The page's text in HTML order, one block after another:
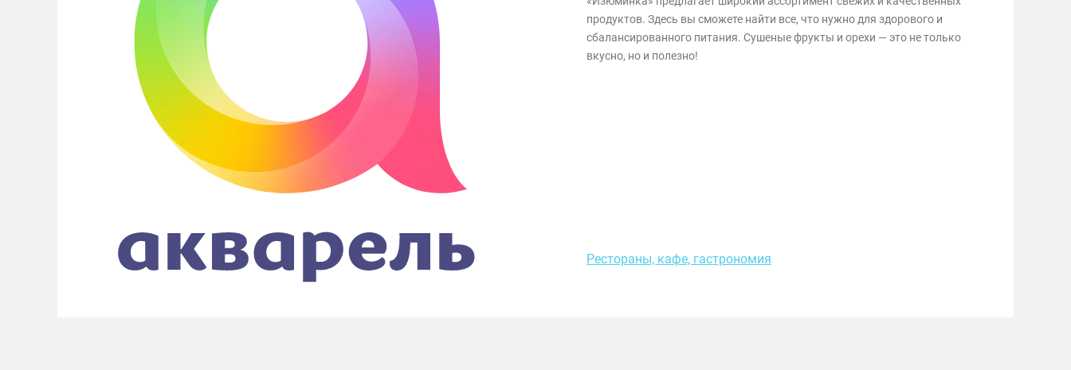
продуктов. Здесь вы сможете найти все, что нужно для здорового и
сбалансированного питания. Сушеные фрукты и орехи — это не только
вкусно, но и полезно!
Рестораны, кафе, гастрономия